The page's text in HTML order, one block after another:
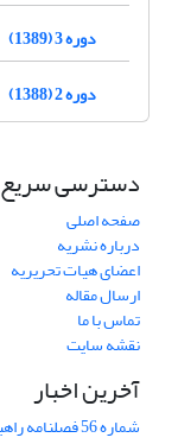
دوره 3 (1389)
دوره 2 (1388)
دسترسی سریع
صفحه اصلی
درباره نشریه
اعضای هیات تحریریه
ارسال مقاله
تماس با ما
نقشه سایت
آخرین اخبار
شماره 56 فصلنامه راهبرد فرهنگ منتشر شد